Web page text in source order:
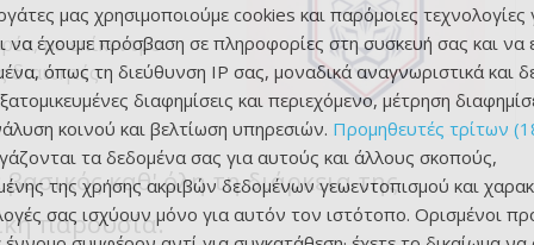
με επίκεντρο
καθ' όλη τη διάρκεια της
παρουσία.
μας χρησιμοποιούμε cookies και παρόμοιες τεχνολογίες
να έχουμε πρόσβαση σε πληροφορίες στη συσκευή σας και να
όπως τη διεύθυνση IP σας, μοναδικά αναγνωριστικά και
διαφημίσεις και περιεχόμενο, μέτρηση
κοινού και βελτίωση υπηρεσιών. Προμηθευτές τρίτων
τα δεδομένα σας για αυτούς και άλλους σκοπούς,
της χρήσης ακριβών δεδομένων γεωεντοπισμού και
σας ισχύουν μόνο για αυτόν τον ιστότοπο. Ορισμένοι